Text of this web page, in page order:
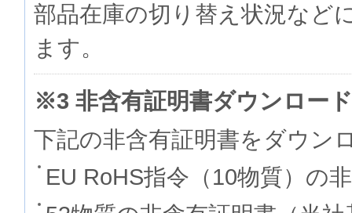
部品在庫の切り替え状況など
ます。
※3 非含有証明書ダウンロード
下記の非含有証明書をダウン
EU RoHS指令（10物質）の